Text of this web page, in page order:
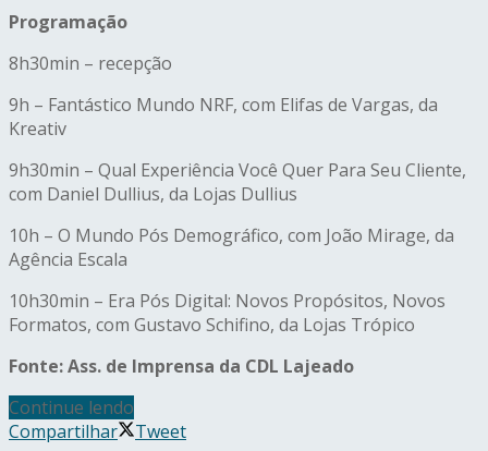
Programação
8h30min – recepção
9h – Fantástico Mundo NRF, com Elifas de Vargas, da
Kreativ
9h30min – Qual Experiência Você Quer Para Seu Cliente,
com Daniel Dullius, da Lojas Dullius
10h – O Mundo Pós Demográfico, com João Mirage, da
Agência Escala
10h30min – Era Pós Digital: Novos Propósitos, Novos
Formatos, com Gustavo Schifino, da Lojas Trópico
Fonte: Ass. de Imprensa da CDL Lajeado
Continue lendo
Compartilhar
Tweet